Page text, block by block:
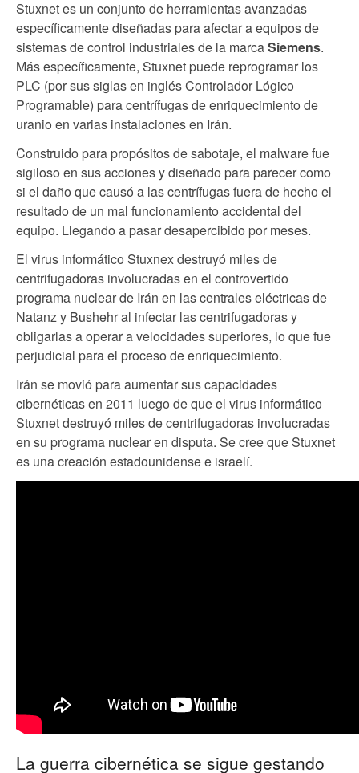
Stuxnet es un conjunto de herramientas avanzadas
específicamente diseñadas para afectar a equipos de
sistemas de control industriales de la marcaSiemens.
Más específicamente, Stuxnet puede reprogramar los
PLC (por sus siglas en inglés Controlador Lógico
Programable) para centrífugas de enriquecimiento de
uranio en varias instalaciones en Irán.
Construido para propósitos de sabotaje, el malware fue
sigiloso en sus acciones y diseñado para parecer como
si el daño que causó a las centrífugas fuera de hecho el
resultado de un mal funcionamiento accidental del
equipo. Llegando a pasar desapercibido por meses.
El virus informático Stuxnex destruyó miles de
centrifugadoras involucradas en el controvertido
programa nuclear de Irán en las centrales eléctricas de
Natanz y Bushehr al infectar las centrifugadoras y
obligarlas a operar a velocidades superiores, lo que fue
perjudicial para el proceso de enriquecimiento.
Irán se movió para aumentar sus capacidades
cibernéticas en 2011 luego de que el virus informático
Stuxnet destruyó miles de centrifugadoras involucradas
en su programa nuclear en disputa. Se cree que Stuxnet
es una creación estadounidense e israelí.
La guerra cibernética se sigue gestando